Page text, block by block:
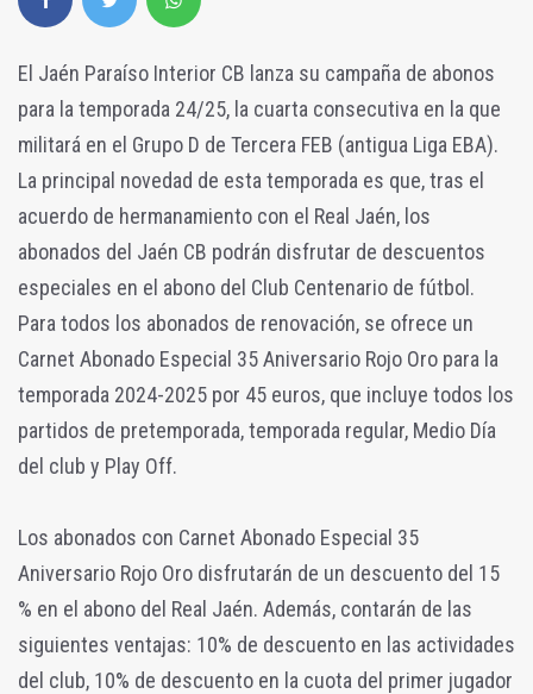
El Jaén Paraíso Interior CB lanza su campaña de abonos
para la temporada 24/25, la cuarta consecutiva en la que
militará en el Grupo D de Tercera FEB (antigua Liga EBA).
La principal novedad de esta temporada es que, tras el
acuerdo de hermanamiento con el Real Jaén, los
abonados del Jaén CB podrán disfrutar de descuentos
especiales en el abono del Club Centenario de fútbol.
Para todos los abonados de renovación, se ofrece un
Carnet Abonado Especial 35 Aniversario Rojo Oro para la
temporada 2024-2025 por 45 euros, que incluye todos los
partidos de pretemporada, temporada regular, Medio Día
del club y Play Off.
Los abonados con Carnet Abonado Especial 35
Aniversario Rojo Oro disfrutarán de un descuento del 15
% en el abono del Real Jaén. Además, contarán de las
siguientes ventajas: 10% de descuento en las actividades
del club, 10% de descuento en la cuota del primer jugador